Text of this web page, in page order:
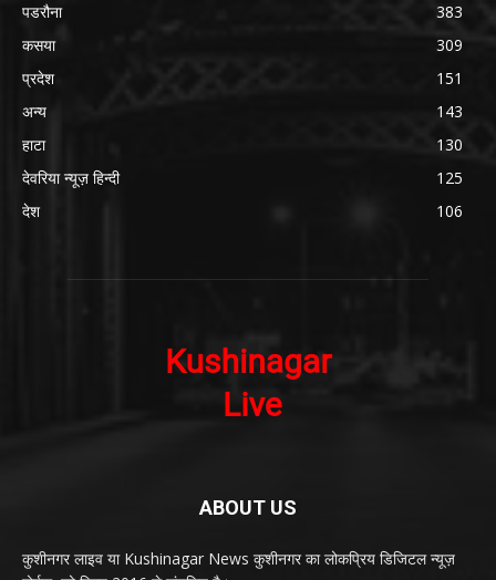
पडरौना
383
कसया
309
प्रदेश
151
अन्य
143
हाटा
130
देवरिया न्यूज़ हिन्दी
125
देश
106
ABOUT US
कुशीनगर लाइव या Kushinagar News कुशीनगर का लोकप्रिय डिजिटल न्यूज़